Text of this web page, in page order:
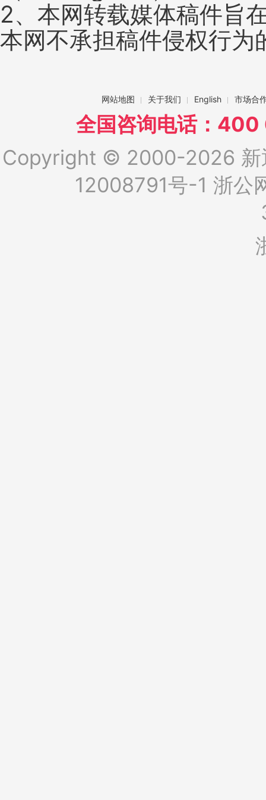
2、本网转载媒体稿件旨
本网不承担稿件侵权行为
网站地图 关于我们 English 市场合
全国咨询电话：
Copyright © 2000-2026 新
12008791号-1 浙公